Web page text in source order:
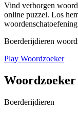
Vind verborgen
online puzzel. Los
Boerderijdieren
Play Woordzoeker
Woordzoeker
Boerderijdieren